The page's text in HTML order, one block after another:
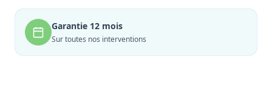
Garantie 12 mois
Sur toutes nos interventions